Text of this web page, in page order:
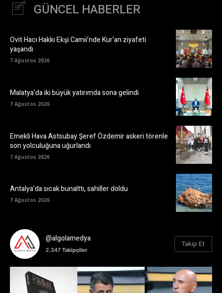
GÜNCEL HABERLER
Ovit Hacı Hakkı Ekşi Camii’nde Kur’an ziyafeti
yaşandı
7 Ağustos 2026
Malatya’da iki büyük yatırımda sona gelindi
7 Ağustos 2026
Emekli Hava Astsubay Şeref Özdemir askeri törenle
son yolculuğuna uğurlandı
7 Ağustos 2026
Antalya’da sıcak bunalttı, sahiller doldu
7 Ağustos 2026
@algolamedya
2.347 Takipçiler
Takip Et